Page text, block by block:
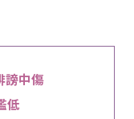
謗中傷
低